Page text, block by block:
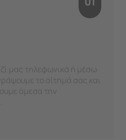
μας τηλεφωνικά ή μέσω
το αίτημά σας και
άμεσα την